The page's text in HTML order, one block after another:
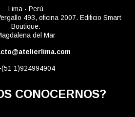
Lima - Perú
493, oficina 2007. Edificio Smart
Boutique.
del Mar
1)924994904
CONOCERNOS?